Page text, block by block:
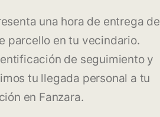
una hora de entrega de
parcello en tu vecindario.
de seguimiento y
tu llegada personal a tu
en Fanzara.